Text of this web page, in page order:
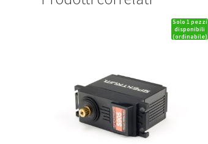
Solo 1 pezzi
disponibili
(ordinabile)